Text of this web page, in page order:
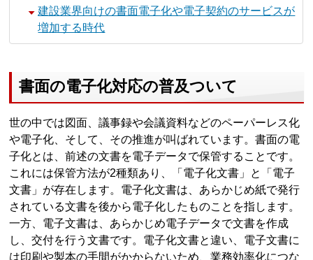
建設業界向けの書面電子化や電子契約のサービスが
増加する時代
書面の電子化対応の普及ついて
世の中では図面、議事録や会議資料などのペーパーレス化
や電子化、そして、その推進が叫ばれています。書面の電
子化とは、前述の文書を電子データで保管することです。
これには保管方法が2種類あり、「電子化文書」と「電子
文書」が存在します。電子化文書は、あらかじめ紙で発行
されている文書を後から電子化したものことを指します。
一方、電子文書は、あらかじめ電子データで文書を作成
し、交付を行う文書です。電子化文書と違い、電子文書に
は印刷や製本の手間がかからないため、業務効率化につな